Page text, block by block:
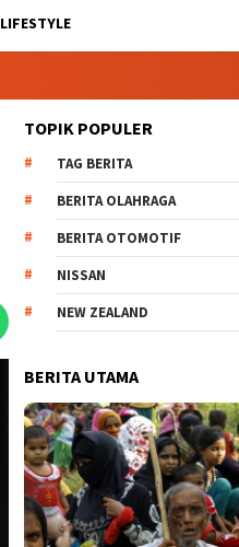
LIFESTYLE
TOPIK POPULER
TAG BERITA
BERITA OLAHRAGA
BERITA OTOMOTIF
NISSAN
NEW ZEALAND
BERITA UTAMA